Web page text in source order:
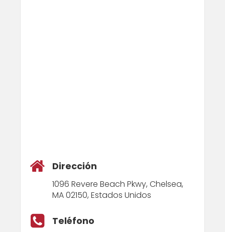
Dirección
1096 Revere Beach Pkwy, Chelsea,
MA 02150, Estados Unidos
Teléfono